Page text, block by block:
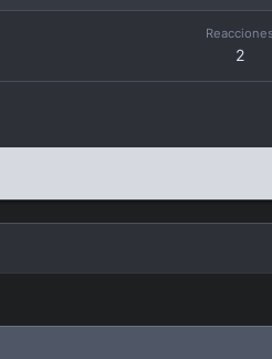
Reacciones
2